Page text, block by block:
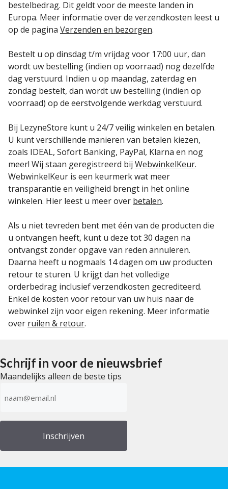
bestelbedrag. Dit geldt voor de meeste landen in
Europa. Meer informatie over de verzendkosten leest u
op de pagina Verzenden en bezorgen.
Bestelt u op dinsdag t/m vrijdag voor 17:00 uur, dan
wordt uw bestelling (indien op voorraad) nog dezelfde
dag verstuurd. Indien u op maandag, zaterdag en
zondag bestelt, dan wordt uw bestelling (indien op
voorraad) op de eerstvolgende werkdag verstuurd.
Bij LezyneStore kunt u 24/7 veilig winkelen en betalen.
U kunt verschillende manieren van betalen kiezen,
zoals IDEAL, Sofort Banking, PayPal, Klarna en nog
meer! Wij staan geregistreerd bij WebwinkelKeur.
WebwinkelKeur is een keurmerk wat meer
transparantie en veiligheid brengt in het online
winkelen. Hier leest u meer over betalen.
Als u niet tevreden bent met één van de producten die
u ontvangen heeft, kunt u deze tot 30 dagen na
ontvangst zonder opgave van reden annuleren.
Daarna heeft u nogmaals 14 dagen om uw producten
retour te sturen. U krijgt dan het volledige
orderbedrag inclusief verzendkosten gecrediteerd.
Enkel de kosten voor retour van uw huis naar de
webwinkel zijn voor eigen rekening. Meer informatie
over ruilen & retour.
Schrijf in voor de nieuwsbrief
Maandelijks alleen de beste tips
mailadres